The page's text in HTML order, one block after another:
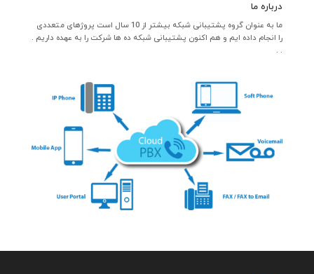
درباره ما
ما به عنوان گروه پشتیبانی شبکه بیشتر از 10 سال است پروژهای متعددی
را انجام داده ایم و هم اکنون پشتیبانی شبکه ده ها شرکت را به عهده داریم .
. .